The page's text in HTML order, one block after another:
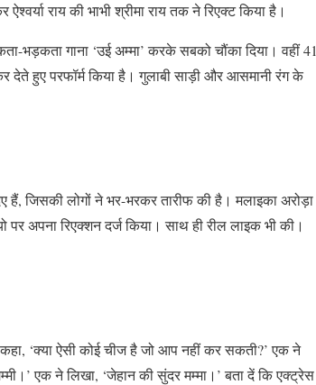
राय की भाभी श्रीमा राय तक ने रिएक्ट किया है।
भड़कता गाना ‘उई अम्मा’ करके सबको चौंका दिया। वहीं 41
देते हुए परफॉर्म किया है। गुलाबी साड़ी और आसमानी रंग के
जिसकी लोगों ने भर-भरकर तारीफ की है। मलाइका अरोड़ा
पर अपना रिएक्शन दर्ज किया। साथ ही रील लाइक भी की।
‘क्या ऐसी कोई चीज है जो आप नहीं कर सकती?’ एक ने
एक ने लिखा, ‘जेहान की सुंदर मम्मा।’ बता दें कि एक्ट्रेस